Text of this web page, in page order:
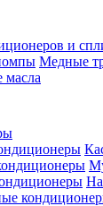
и
Медные
масла